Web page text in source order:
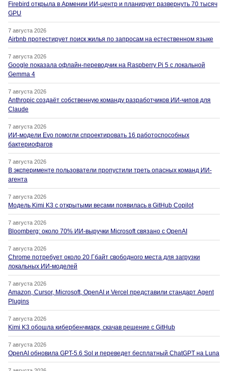
Firebird открыла в Армении ИИ-центр и планирует развернуть 70 тысяч
GPU
7 августа 2026
Airbnb протестирует поиск жилья по запросам на естественном языке
7 августа 2026
Google показала офлайн-переводчик на Raspberry Pi 5 с локальной
Gemma 4
7 августа 2026
Anthropic создаёт собственную команду разработчиков ИИ-чипов для
Claude
7 августа 2026
ИИ-модели Evo помогли спроектировать 16 работоспособных
бактериофагов
7 августа 2026
В эксперименте пользователи пропустили треть опасных команд ИИ-
агента
7 августа 2026
Модель Kimi K3 с открытыми весами появилась в GitHub Copilot
7 августа 2026
Bloomberg: около 70% ИИ-выручки Microsoft связано с OpenAI
7 августа 2026
Chrome потребует около 20 Гбайт свободного места для загрузки
локальных ИИ-моделей
7 августа 2026
Amazon, Cursor, Microsoft, OpenAI и Vercel представили стандарт Agent
Plugins
7 августа 2026
Kimi K3 обошла кибербенчмарк, скачав решение с GitHub
7 августа 2026
OpenAI обновила GPT-5.6 Sol и переведет бесплатный ChatGPT на Luna